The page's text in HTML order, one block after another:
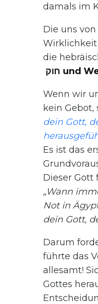
damals im
Die uns
Wirklichkeit
die
Wenn wir
kein Gebot,
dein Gott,
Es ist das
Dieser Gott
„Wann
Not in
dein Gott,
Darum
führte das
allesamt!
Gottes